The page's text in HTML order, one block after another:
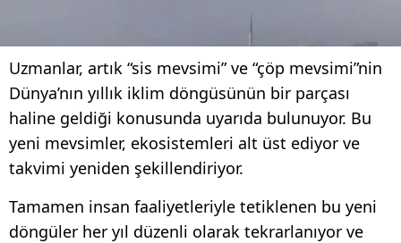
Uzmanlar, artık “sis mevsimi” ve “çöp mevsimi”nin
Dünya’nın yıllık iklim döngüsünün bir parçası
haline geldiği konusunda uyarıda bulunuyor. Bu
yeni mevsimler, ekosistemleri alt üst ediyor ve
takvimi yeniden şekillendiriyor.
Tamamen insan faaliyetleriyle tetiklenen bu yeni
döngüler her yıl düzenli olarak tekrarlanıyor ve